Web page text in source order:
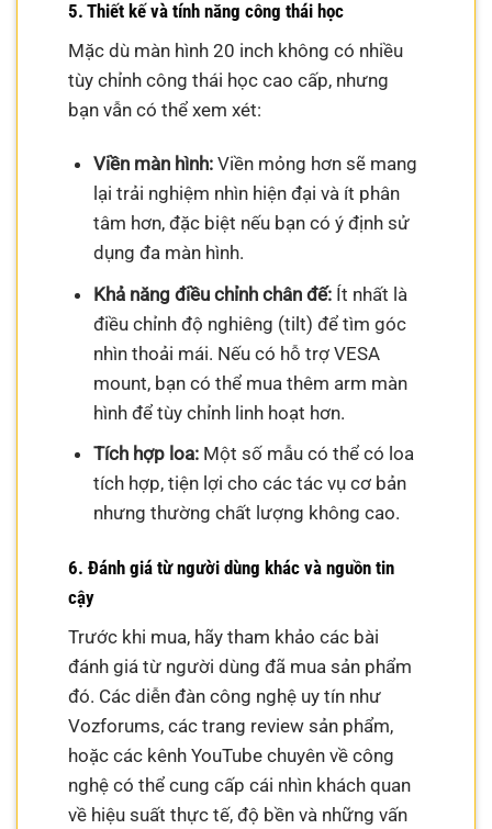
5. Thiết kế và tính năng công thái học
Mặc dù màn hình 20 inch không có nhiều
tùy chỉnh công thái học cao cấp, nhưng
bạn vẫn có thể xem xét:
Viền màn hình:Viền mỏng hơn sẽ mang
lại trải nghiệm nhìn hiện đại và ít phân
tâm hơn, đặc biệt nếu bạn có ý định sử
dụng đa màn hình.
Khả năng điều chỉnh chân đế:Ít nhất là
điều chỉnh độ nghiêng (tilt) để tìm góc
nhìn thoải mái. Nếu có hỗ trợ VESA
mount, bạn có thể mua thêm arm màn
hình để tùy chỉnh linh hoạt hơn.
Tích hợp loa:Một số mẫu có thể có loa
tích hợp, tiện lợi cho các tác vụ cơ bản
nhưng thường chất lượng không cao.
6. Đánh giá từ người dùng khác và nguồn tin
cậy
Trước khi mua, hãy tham khảo các bài
đánh giá từ người dùng đã mua sản phẩm
đó. Các diễn đàn công nghệ uy tín như
Vozforums, các trang review sản phẩm,
hoặc các kênh YouTube chuyên về công
nghệ có thể cung cấp cái nhìn khách quan
về hiệu suất thực tế, độ bền và những vấn